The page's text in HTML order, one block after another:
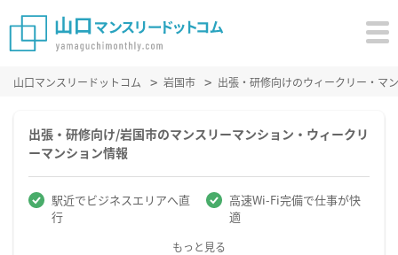
山口マンスリードットコム 岩国市 出張・研修向けのウィークリー・マ
出張・研修向け/岩国市のマンスリーマンション・ウィークリ
ーマンション情報
駅近でビジネスエリアへ直
行
高速Wi-Fi完備で仕事が快
適
もっと見る